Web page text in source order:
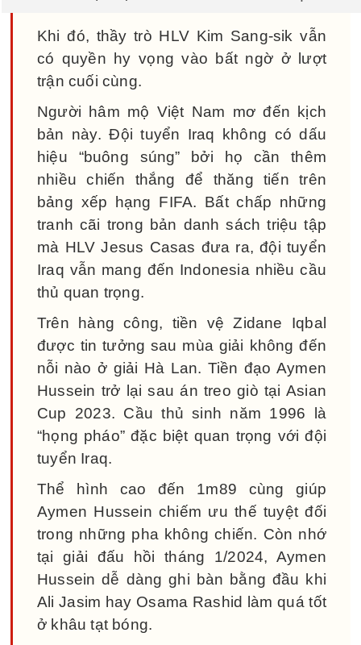
Khi đó, thầy trò HLV Kim Sang-sik vẫn
có quyền hy vọng vào bất ngờ ở lượt
trận cuối cùng.
Người hâm mộ Việt Nam mơ đến kịch
bản này. Đội tuyển Iraq không có dấu
hiệu “buông súng” bởi họ cần thêm
nhiều chiến thắng để thăng tiến trên
bảng xếp hạng FIFA. Bất chấp những
tranh cãi trong bản danh sách triệu tập
mà HLV Jesus Casas đưa ra, đội tuyển
Iraq vẫn mang đến Indonesia nhiều cầu
thủ quan trọng.
Trên hàng công, tiền vệ Zidane Iqbal
được tin tưởng sau mùa giải không đến
nỗi nào ở giải Hà Lan. Tiền đạo Aymen
Hussein trở lại sau án treo giò tại Asian
Cup 2023. Cầu thủ sinh năm 1996 là
“họng pháo” đặc biệt quan trọng với đội
tuyển Iraq.
Thể hình cao đến 1m89 cùng giúp
Aymen Hussein chiếm ưu thế tuyệt đối
trong những pha không chiến. Còn nhớ
tại giải đấu hồi tháng 1/2024, Aymen
Hussein dễ dàng ghi bàn bằng đầu khi
Ali Jasim hay Osama Rashid làm quá tốt
ở khâu tạt bóng.